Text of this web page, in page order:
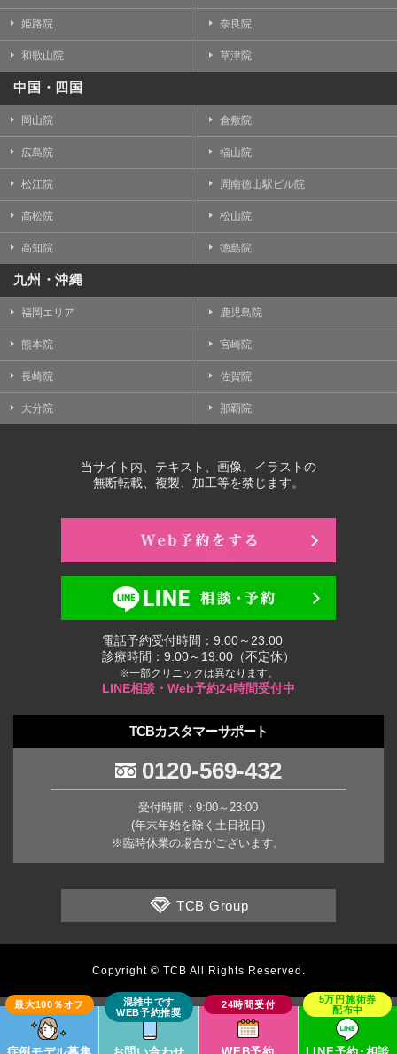
姫路院 奈良院
和歌山院 草津院
中国・四国
岡山院 倉敷院
広島院 福山院
松江院 周南徳山駅ビル院
高松院 松山院
高知院 徳島院
九州・沖縄
福岡エリア 鹿児島院
熊本院 宮崎院
長崎院 佐賀院
大分院 那覇院
当サイト内、テキスト、画像、イラストの
無断転載、複製、加工等を禁じます。
電話予約受付時間：9:00～23:00
診療時間：9:00～19:00（不定休）
※一部クリニックは異なります。
LINE相談・Web予約24時間受付中
TCBカスタマーサポート
0120-569-432
受付時間：9:00～23:00
(年末年始を除く土日祝日)
※臨時休業の場合がございます。
TCB Group
Copyright © TCB All Rights Reserved.